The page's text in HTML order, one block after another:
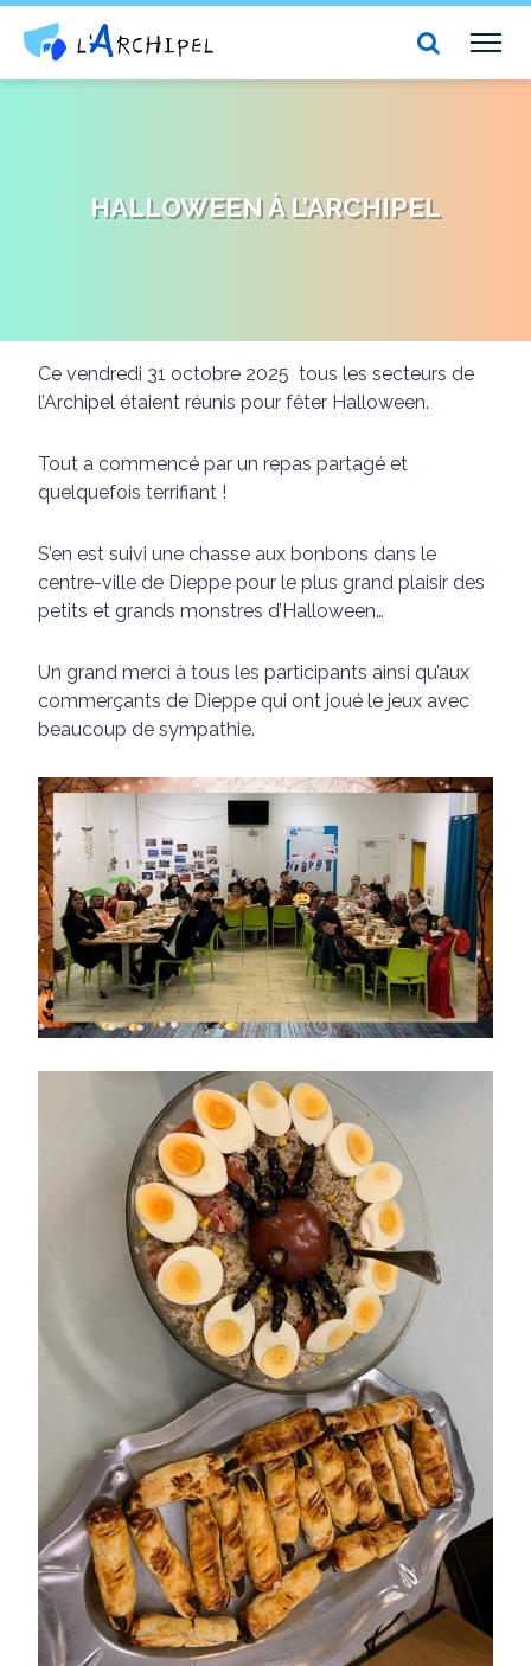
Centre social et culturel l'Archipel
HALLOWEEN À L’ARCHIPEL
Ce vendredi 31 octobre 2025 tous les secteurs de
l’Archipel étaient réunis pour fêter Halloween.
Tout a commencé par un repas partagé et
quelquefois terrifiant !
S’en est suivi une chasse aux bonbons dans le
centre-ville de Dieppe pour le plus grand plaisir des
petits et grands monstres d’Halloween…
Un grand merci à tous les participants ainsi qu’aux
commerçants de Dieppe qui ont joué le jeux avec
beaucoup de sympathie.